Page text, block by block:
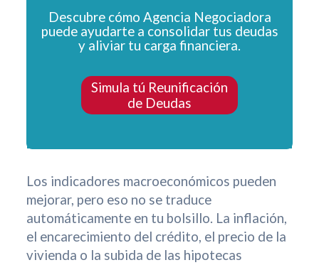
Descubre cómo Agencia Negociadora
puede ayudarte a consolidar tus deudas
y aliviar tu carga financiera.
Simula tú Reunificación
de Deudas
Los indicadores macroeconómicos pueden
mejorar, pero eso no se traduce
automáticamente en tu bolsillo. La inflación,
el encarecimiento del crédito, el precio de la
vivienda o la subida de las hipotecas